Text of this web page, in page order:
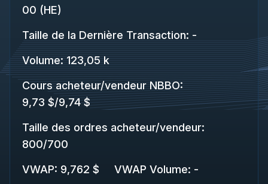
00 (HE)
Taille de la Dernière Transaction: -
Volume: 123,05 k
Cours acheteur/vendeur NBBO:
9,73 $/9,74 $
Taille des ordres acheteur/vendeur:
800/700
VWAP: 9,762 $ VWAP Volume: -